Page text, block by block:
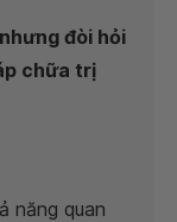
đòi hỏi
chữa trị
năng quan